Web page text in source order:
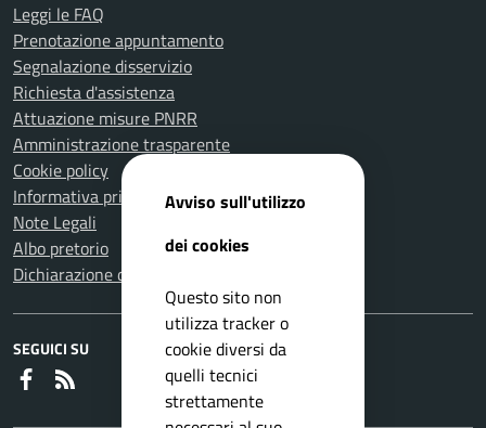
Leggi le FAQ
Prenotazione appuntamento
Segnalazione disservizio
Richiesta d'assistenza
Attuazione misure PNRR
Amministrazione trasparente
Cookie policy
Informativa privacy
Note Legali
Albo pretorio
Dichiarazione di accessibilità
SEGUICI SU
Faceboook
Avviso sull'utilizzo
dei cookies
Questo sito non
utilizza tracker o
cookie diversi da
quelli tecnici
strettamente